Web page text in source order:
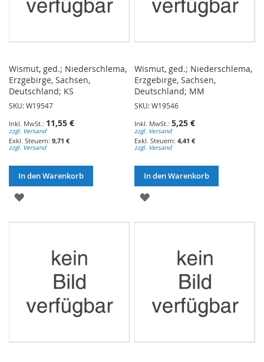
Wismut, ged.; Niederschlema,
Erzgebirge, Sachsen,
Deutschland; KS
SKU: W19547
11,55 €
zzgl. Versand
9,71 €
zzgl. Versand
In den Warenkorb
ZUR
Wismut, ged.; Niederschlema,
Erzgebirge, Sachsen,
Deutschland; MM
SKU: W19546
5,25 €
zzgl. Versand
4,41 €
zzgl. Versand
In den Warenkorb
ZUR